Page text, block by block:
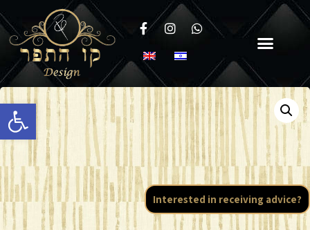
Open toolbar
Interested in receiving advice?